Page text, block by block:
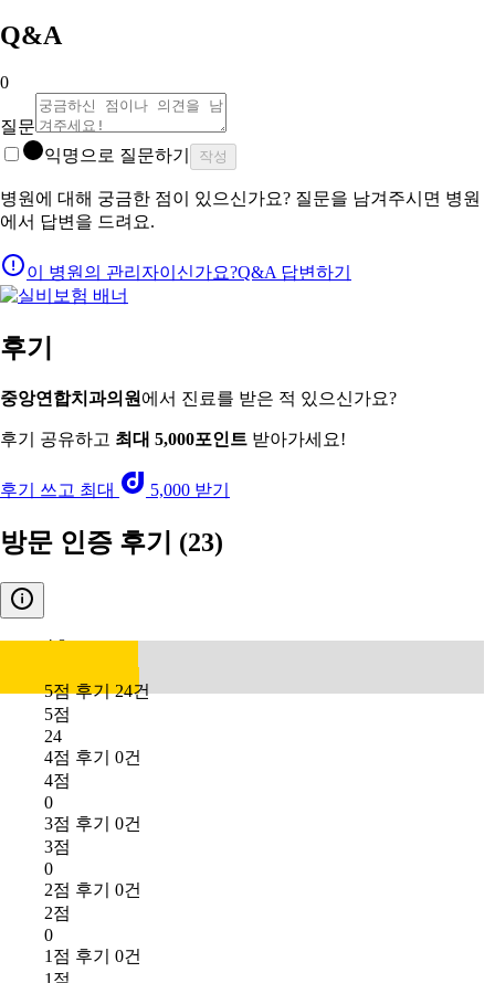
Q&A
0
질문
익명으로 질문하기
작성
병원에 대해 궁금한 점이 있으신가요? 질문을 남겨주시면 병원
에서 답변을 드려요.
이 병원의 관리자이신가요?Q&A 답변하기
후기
중앙연합치과의원 에서 진료를 받은 적 있으신가요?
후기 공유하고 최대 5,000포인트 받아가세요!
후기 쓰고 최대 5,000 받기
방문 인증 후기 (23)
4.8
5점 후기 24건
5점
24
4점 후기 0건
4점
0
3점 후기 0건
3점
0
2점 후기 0건
2점
0
1점 후기 0건
1점